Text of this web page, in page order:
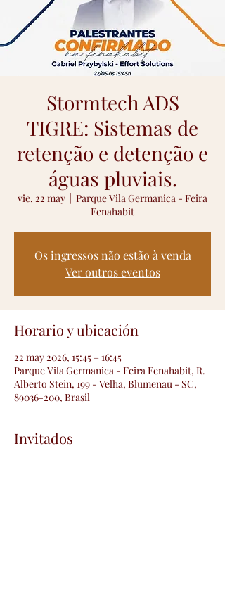
Stormtech ADS
TIGRE: Sistemas de
retenção e detenção e
águas pluviais.
vie, 22 may
  |
Parque Vila Germanica - Feira
Fenahabit
Os ingressos não estão à venda
Ver outros eventos
Horario y ubicación
22 may 2026, 15:45 – 16:45
Parque Vila Germanica - Feira Fenahabit, R.
Alberto Stein, 199 - Velha, Blumenau - SC,
89036-200, Brasil
Invitados